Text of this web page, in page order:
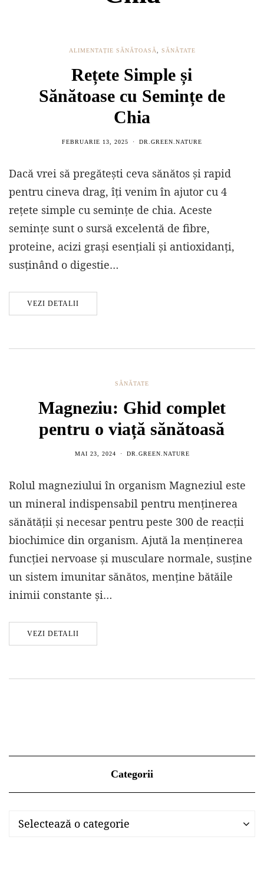
ALIMENTAȚIE SĂNĂTOASĂ SĂNĂTATE
Rețete Simple și
Sănătoase cu Semințe de
Chia
FEBRUARIE 13, 2025 DR.GREEN.NATURE
Dacă vrei să pregătești ceva sănătos și rapid
pentru cineva drag, îți venim în ajutor cu 4
rețete simple cu semințe de chia. Aceste
semințe sunt o sursă excelentă de fibre,
proteine, acizi grași esențiali și antioxidanți,
susținând o digestie…
VEZI DETALII
SĂNĂTATE
Magneziu: Ghid complet
pentru o viață sănătoasă
MAI 23, 2024 DR.GREEN.NATURE
Rolul magneziului în organism Magneziul este
un mineral indispensabil pentru menținerea
sănătății și necesar pentru peste 300 de reacții
biochimice din organism. Ajută la menținerea
funcției nervoase și musculare normale, susține
un sistem imunitar sănătos, menține bătăile
inimii constante și…
VEZI DETALII
Categorii
Categorii
Selectează o categorie
Categorii